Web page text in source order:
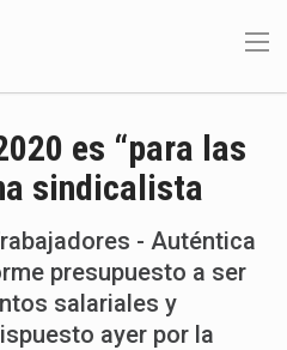
es “para las
sindicalista
- Auténtica
presupuesto a ser
salariales y
ayer por la